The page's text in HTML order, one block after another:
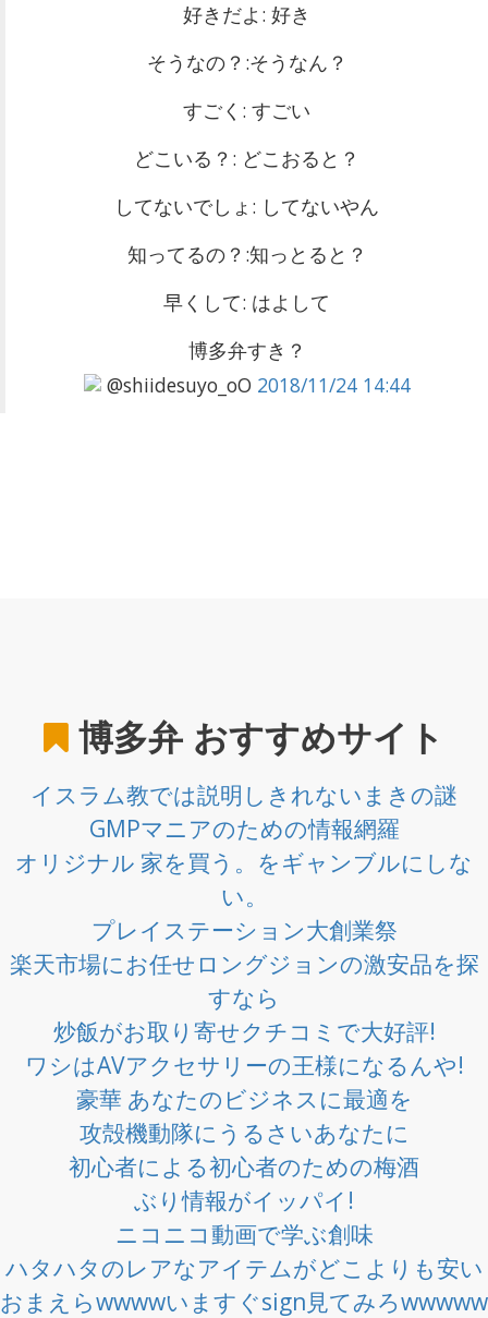
好きだよ: 好き
そうなの？:そうなん？
すごく: すごい
どこいる？: どこおると？
してないでしょ: してないやん
知ってるの？:知っとると？
早くして: はよして
博多弁すき？
@shiidesuyo_oO 2018/11/24 14:44
博多弁 おすすめサイト
イスラム教では説明しきれないまきの謎
GMPマニアのための情報網羅
オリジナル 家を買う。をギャンブルにしな
い。
プレイステーション大創業祭
楽天市場にお任せロングジョンの激安品を探
すなら
炒飯がお取り寄せクチコミで大好評!
ワシはAVアクセサリーの王様になるんや!
豪華 あなたのビジネスに最適を
攻殻機動隊にうるさいあなたに
初心者による初心者のための梅酒
ぶり情報がイッパイ!
ニコニコ動画で学ぶ創味
ハタハタのレアなアイテムがどこよりも安い
おまえらwwwwいますぐsign見てみろwwwww